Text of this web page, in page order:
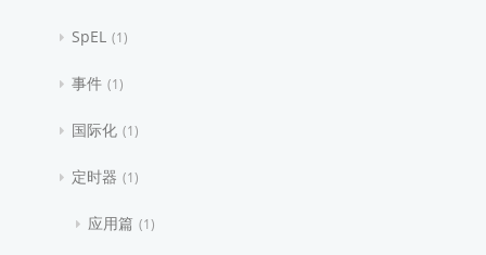
SpEL 1
事件 1
国际化 1
定时器 1
应用篇 1